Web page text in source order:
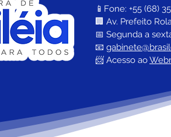
📱Fone: +55 (68)
🏢 Av. Prefeito
📅 Segunda a
📧
📨 Acesso ao